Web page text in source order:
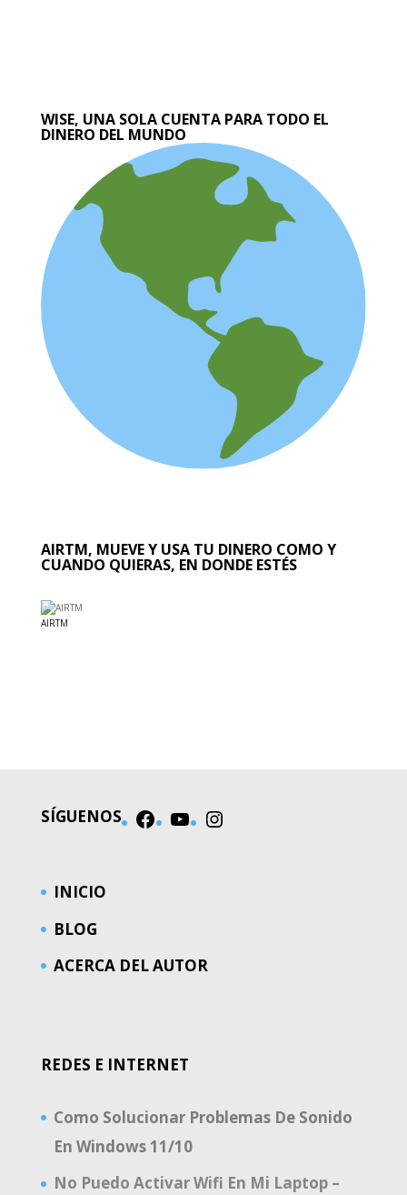
WISE, UNA SOLA CUENTA PARA TODO EL
DINERO DEL MUNDO
AIRTM, MUEVE Y USA TU DINERO COMO Y
CUANDO QUIERAS, EN DONDE ESTÉS
AIRTM
SÍGUENOS Facebook
YouTube
INICIO
BLOG
ACERCA DEL AUTOR
REDES E INTERNET
Como Solucionar Problemas De Sonido
En Windows 11/10
No Puedo Activar Wifi En Mi Laptop –